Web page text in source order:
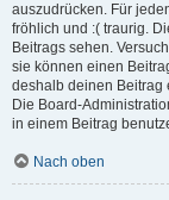
auszudrücken. Für
fröhlich und :( traurig.
Beitrags sehen.
sie können einen
deshalb deinen Beitrag
Die Board-
in einem Beitrag
Nach oben